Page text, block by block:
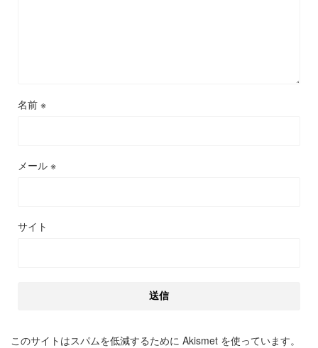
名前 ※
メール ※
サイト
このサイトはスパムを低減するために Akismet を使っています。